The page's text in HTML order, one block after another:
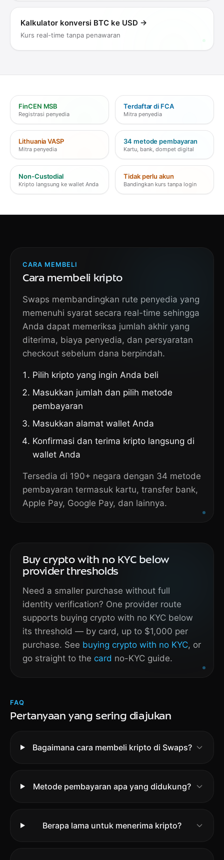
Kalkulator konversi BTC ke USD →
Kurs real-time tanpa penawaran
FinCEN MSB
Registrasi penyedia
Terdaftar di FCA
Mitra penyedia
Lithuania VASP
Mitra penyedia
34 metode pembayaran
Kartu, bank, dompet digital
Non-Custodial
Kripto langsung ke wallet Anda
Tidak perlu akun
Bandingkan kurs tanpa login
CARA MEMBELI
Cara membeli kripto
Swaps membandingkan rute penyedia yang
memenuhi syarat secara real-time sehingga
Anda dapat memeriksa jumlah akhir yang
diterima, biaya penyedia, dan persyaratan
checkout sebelum dana berpindah.
Pilih kripto yang ingin Anda beli
Masukkan jumlah dan pilih metode
pembayaran
Masukkan alamat wallet Anda
Konfirmasi dan terima kripto langsung di
wallet Anda
Tersedia di 190+ negara dengan 34 metode
pembayaran termasuk kartu, transfer bank,
Apple Pay, Google Pay, dan lainnya.
Buy crypto with no KYC below
provider thresholds
Need a smaller purchase without full
identity verification? One provider route
supports buying crypto with no KYC below
its threshold — by card, up to $1,000 per
purchase. See buying crypto with no KYC, or
go straight to the card no-KYC guide.
FAQ
Pertanyaan yang sering diajukan
Bagaimana cara membeli kripto di Swaps?
Metode pembayaran apa yang didukung?
Berapa lama untuk menerima kripto?